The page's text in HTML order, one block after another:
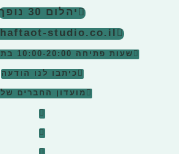
יהלום 30 נופך
studio.co.il
שעות פתיחה 10:00-20:00
כיתבו לנו הודעה
מועדון החברים